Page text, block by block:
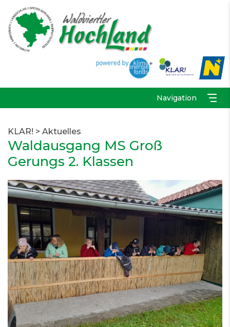
Navigation
KLAR! > Aktuelles
Waldausgang MS Groß
Gerungs 2. Klassen